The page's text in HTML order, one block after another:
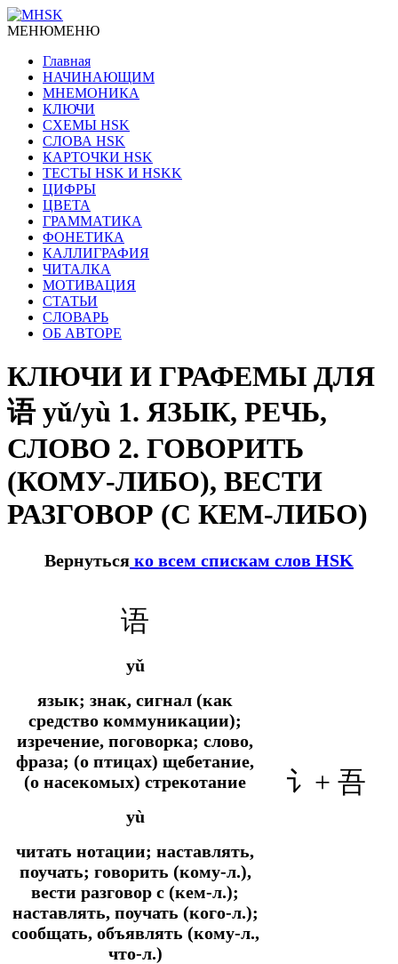
МЕНЮМЕНЮ
Главная
НАЧИНАЮЩИМ
МНЕМОНИКА
КЛЮЧИ
СХЕМЫ HSK
СЛОВА HSK
КАРТОЧКИ HSK
ТЕСТЫ HSK И HSKK
ЦИФРЫ
ЦВЕТА
ГРАММАТИКА
ФОНЕТИКА
КАЛЛИГРАФИЯ
ЧИТАЛКА
МОТИВАЦИЯ
СТАТЬИ
СЛОВАРЬ
ОБ АВТОРЕ
КЛЮЧИ И ГРАФЕМЫ ДЛЯ
语 yǔ/yù 1. ЯЗЫК, РЕЧЬ,
СЛОВО 2. ГОВОРИТЬ
(КОМУ-ЛИБО), ВЕСТИ
РАЗГОВОР (С КЕМ-ЛИБО)
Вернуться ко всем спискам слов HSK
语
yǔ
язык; знак, сигнал (как
средство коммуникации);
изречение, поговорка; слово,
фраза; (о птицах) щебетание,
(о насекомых) стрекотание
yù
читать нотации; наставлять,
поучать; говорить (кому-л.),
вести разговор с (кем-л.);
наставлять, поучать (кого-л.);
сообщать, объявлять (кому-л.,
что-л.)
讠+ 吾